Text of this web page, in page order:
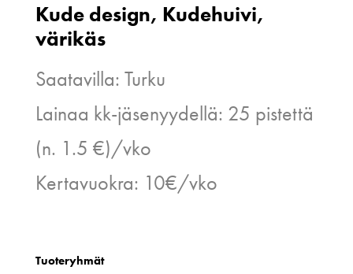
Kude design, Kudehuivi,
värikäs
Saatavilla: Turku
Lainaa kk-jäsenyydellä: 25 pistettä
(n. 1.5 €)/vko
Kertavuokra: 10€/vko
Tuoteryhmät